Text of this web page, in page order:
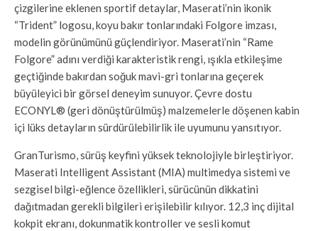
çizgilerine eklenen sportif detaylar, Maserati’nin ikonik
“Trident” logosu, koyu bakır tonlarındaki Folgore imzası,
modelin görünümünü güçlendiriyor. Maserati’nin “Rame
Folgore” adını verdiği karakteristik rengi, ışıkla etkileşime
geçtiğinde bakırdan soğuk mavi-gri tonlarına geçerek
büyüleyici bir görsel deneyim sunuyor. Çevre dostu
ECONYL® (geri dönüştürülmüş) malzemelerle döşenen kabin
içi lüks detayların sürdürülebilirlik ile uyumunu yansıtıyor.
GranTurismo, sürüş keyfini yüksek teknolojiyle birleştiriyor.
Maserati Intelligent Assistant (MIA) multimedya sistemi ve
sezgisel bilgi-eğlence özellikleri, sürücünün dikkatini
dağıtmadan gerekli bilgileri erişilebilir kılıyor. 12,3 inç dijital
kokpit ekranı, dokunmatik kontroller ve sesli komut